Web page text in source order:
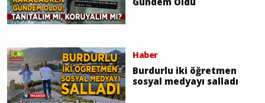
Haber
Burdurlu iki öğretmen
sosyal medyayı salladı